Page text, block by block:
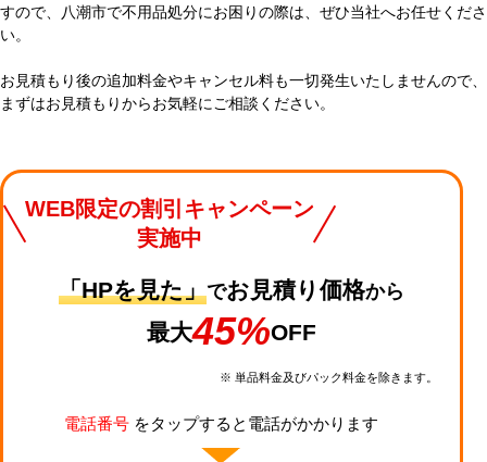
すので、八潮市で不用品処分にお困りの際は、ぜひ当社へお任せくださ
い。
お見積もり後の追加料金やキャンセル料も一切発生いたしませんので、
まずはお見積もりからお気軽にご相談ください。
WEB限定の割引キャンペーン
実施中
「HPを見た」でお見積り価格から
最大45%OFF
※ 単品料金及びパック料金を除きます。
電話番号をタップすると電話がかかります